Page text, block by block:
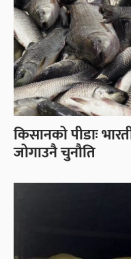
किसानको पीडाः
जोगाउनै चुनौति